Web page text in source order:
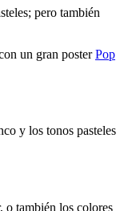
pero también
un gran posterPop
y los tonos pasteles
o también los colores